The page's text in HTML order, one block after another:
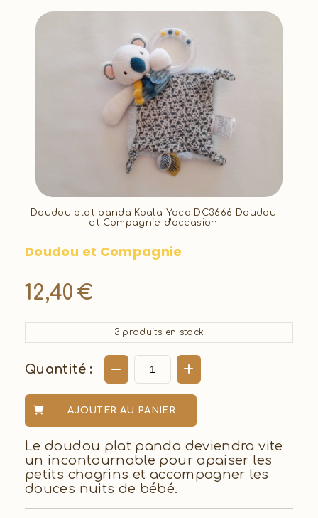
Doudou plat panda Koala Yoca DC3666 Doudou
et Compagnie d'occasion
Doudou et Compagnie
12,40 €
3produits en stock
Quantité :
AJOUTER AU PANIER
Le doudou plat panda deviendra vite
un incontournable pour apaiser les
petits chagrins et accompagner les
douces nuits de bébé.